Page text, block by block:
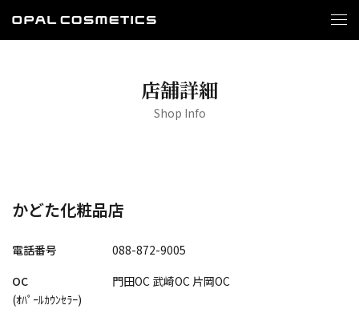
店舗詳細
Shop Info
かどた化粧品店
電話番号
088-872-9005
OC
(ｵﾊﾟｰﾙｶｳﾝｾﾗｰ)
門田OC 武崎OC 片岡OC